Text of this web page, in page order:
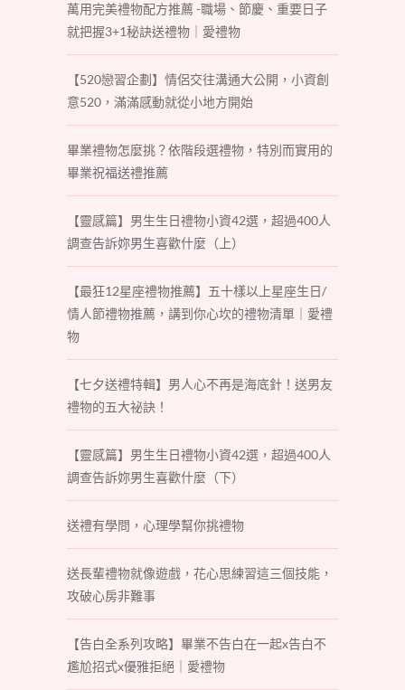
萬用完美禮物配方推薦 -職場、節慶、重要日子
就把握3+1秘訣送禮物｜愛禮物
【520戀習企劃】情侶交往溝通大公開，小資創
意520，滿滿感動就從小地方開始
畢業禮物怎麼挑？依階段選禮物，特別而實用的
畢業祝福送禮推薦
【靈感篇】男生生日禮物小資42選，超過400人
調查告訴妳男生喜歡什麼（上）
【最狂12星座禮物推薦】五十樣以上星座生日/
情人節禮物推薦，講到你心坎的禮物清單｜愛禮
物
【七夕送禮特輯】男人心不再是海底針！送男友
禮物的五大祕訣！
【靈感篇】男生生日禮物小資42選，超過400人
調查告訴妳男生喜歡什麼（下）
送禮有學問，心理學幫你挑禮物
送長輩禮物就像遊戲，花心思練習這三個技能，
攻破心房非難事
【告白全系列攻略】畢業不告白在一起x告白不
尷尬招式x優雅拒絕｜愛禮物